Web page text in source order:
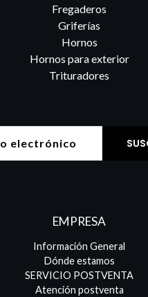
Fregaderos
Griferías
Hornos
Hornos para exterior
Trituradores
EMPRESA
Información General
Dónde estamos
SERVICIO POSTVENTA
Atención postventa